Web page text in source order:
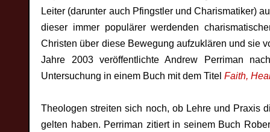
Leiter (darunter auch Pfingstler und Charismatiker)
dieser immer populärer werdenden
Christen über diese Bewegung aufzuklären und sie
Jahre 2003 veröffentlichte Andrew Perriman
Untersuchung in einem Buch mit dem TitelFaith,
Theologen streiten sich noch, ob Lehre und Praxis
gelten haben. Perriman zitiert in seinem Buch